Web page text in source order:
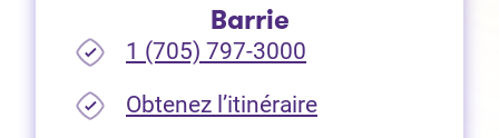
Barrie
1 (705) 797-3000
Obtenez l’itinéraire(Ouvre dans un